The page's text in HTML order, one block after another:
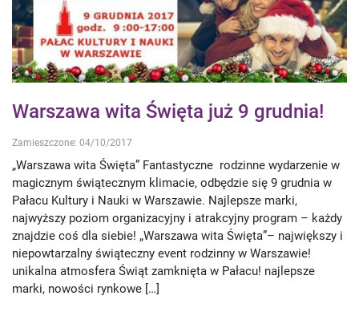
Warszawa wita Święta już 9 grudnia!
Zamieszczone: 04/10/2017
„Warszawa wita Święta” Fantastyczne rodzinne wydarzenie w
magicznym świątecznym klimacie, odbędzie się 9 grudnia w
Pałacu Kultury i Nauki w Warszawie. Najlepsze marki,
najwyższy poziom organizacyjny i atrakcyjny program – każdy
znajdzie coś dla siebie! „Warszawa wita Święta”– największy i
niepowtarzalny świąteczny event rodzinny w Warszawie!
unikalna atmosfera Świąt zamknięta w Pałacu! najlepsze
marki, nowości rynkowe […]